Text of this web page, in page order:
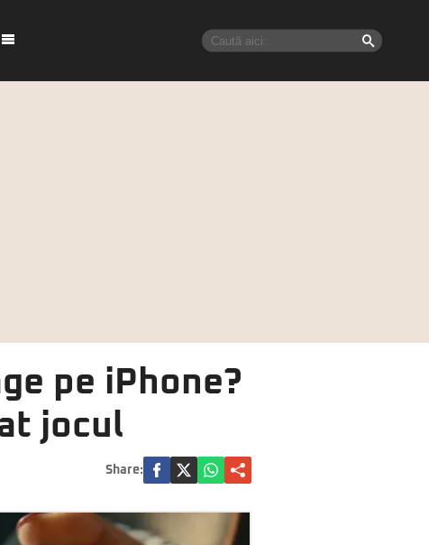
pe iPhone?
jocul
Share: